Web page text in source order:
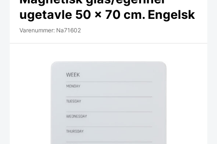
ugetavle 50 x 70 cm. Engelsk
Varenummer: Na71602